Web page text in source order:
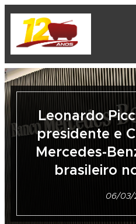
Leonardo
presidente e
Mercedes-
brasileiro
06/03/